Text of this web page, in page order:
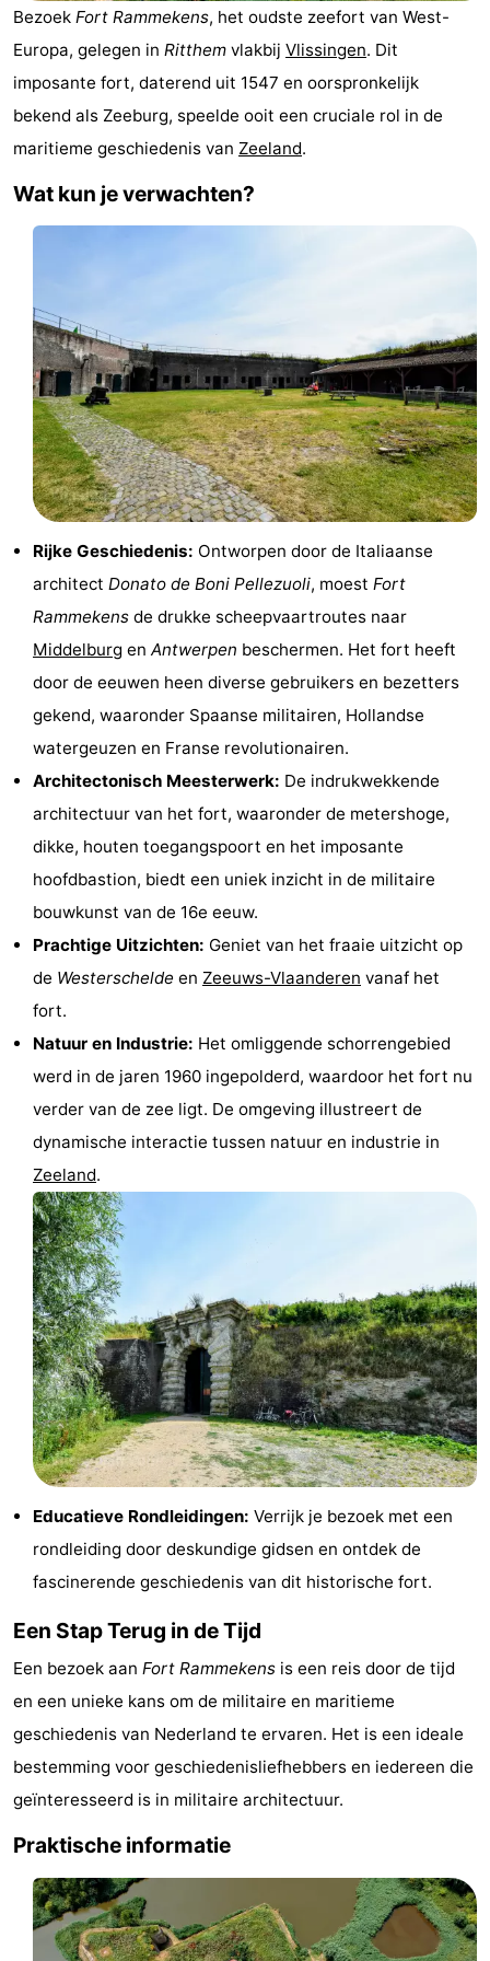
Vakantiehuizen
-
Duinzicht
-
Noordzee
Vlissingen
Zeeland
Vebenabos
Westduin
Last
minutes
Strand
Zien
Bezienswaardigheden
Musea
Monumenten
Uitkijkpunten
Attracties
Speeltuinen
Bowlen
Wellness
Natuur
Sporten
Zwembaden
Fietsen
Wandelen
Paardrijden
Golfbanen
Eten
en
Ringrijden
Evenementen
Praktisch
-
Parkeren
Veerboot
Reisboekenwinkel
Nieuws
Medische
adressen
Regio
Bezoek Fort Rammekens, het oudste zeefort van West-
Europa, gelegen in Ritthem vlakbij Vlissingen. Dit
imposante fort, daterend uit 1547 en oorspronkelijk
bekend als Zeeburg, speelde ooit een cruciale rol in de
maritieme geschiedenis van Zeeland.
Wat kun je verwachten?
Rijke Geschiedenis: Ontworpen door de Italiaanse
architect Donato de Boni Pellezuoli, moest Fort
Rammekens de drukke scheepvaartroutes naar
Middelburg en Antwerpen beschermen. Het fort heeft
door de eeuwen heen diverse gebruikers en bezetters
gekend, waaronder Spaanse militairen, Hollandse
watergeuzen en Franse revolutionairen.
Architectonisch Meesterwerk: De indrukwekkende
architectuur van het fort, waaronder de metershoge,
dikke, houten toegangspoort en het imposante
hoofdbastion, biedt een uniek inzicht in de militaire
bouwkunst van de 16e eeuw.
Prachtige Uitzichten: Geniet van het fraaie uitzicht op
de Westerschelde en Zeeuws-Vlaanderen vanaf het
fort.
Natuur en Industrie: Het omliggende schorrengebied
werd in de jaren 1960 ingepolderd, waardoor het fort nu
verder van de zee ligt. De omgeving illustreert de
dynamische interactie tussen natuur en industrie in
Zeeland.
Educatieve Rondleidingen: Verrijk je bezoek met een
rondleiding door deskundige gidsen en ontdek de
fascinerende geschiedenis van dit historische fort.
Een Stap Terug in de Tijd
Een bezoek aan Fort Rammekens is een reis door de tijd
en een unieke kans om de militaire en maritieme
geschiedenis van Nederland te ervaren. Het is een ideale
bestemming voor geschiedenisliefhebbers en iedereen die
geïnteresseerd is in militaire architectuur.
Praktische informatie